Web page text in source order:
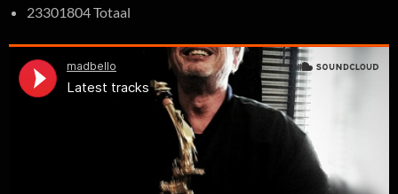
23301804 Totaal